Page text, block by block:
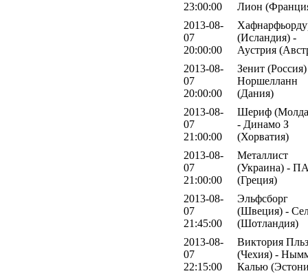
23:00:00
Лион
2013-08-
07
20:00:00
(Исландия) -
Аустрия
2013-08-
07
20:00:00
Зенит
Норшелланн
(Дания)
2013-08-
07
21:00:00
Шериф
- Динамо З
(Хорватия)
2013-08-
07
21:00:00
Металлист
(Украина) -
(Греция)
2013-08-
07
21:45:00
Эльфсборг
(Швеция) -
(Шотландия)
2013-08-
07
22:15:00
Виктория
(Чехия) -
Калью